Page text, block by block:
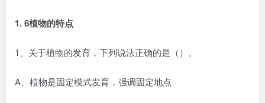
1.6植物的特点
1、关于植物的发育，下列说法正确的是（）。
A、植物是固定模式发育，强调固定地点